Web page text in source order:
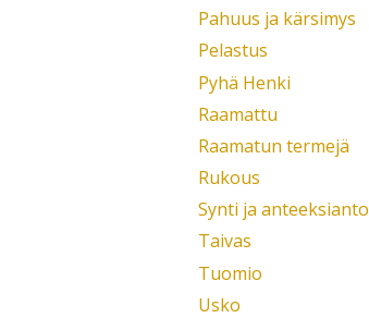
Pahuus ja kärsimys
Pelastus
Pyhä Henki
Raamattu
Raamatun termejä
Rukous
Synti ja anteeksianto
Taivas
Tuomio
Usko